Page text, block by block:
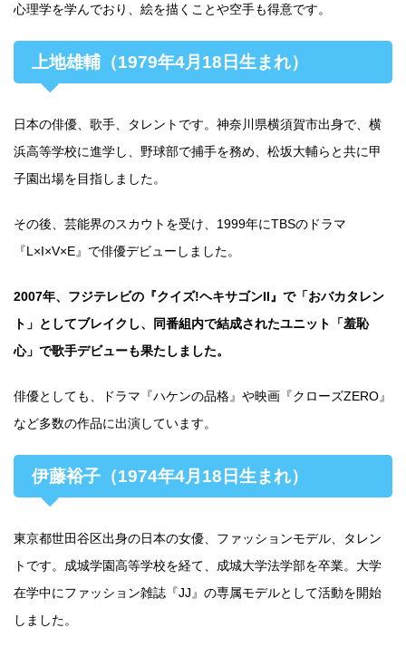
心理学を学んでおり、絵を描くことや空手も得意です。
上地雄輔（1979年4月18日生まれ）
日本の俳優、歌手、タレントです。神奈川県横須賀市出身で、横
浜高等学校に進学し、野球部で捕手を務め、松坂大輔らと共に甲
子園出場を目指しました。
その後、芸能界のスカウトを受け、1999年にTBSのドラマ
『L×I×V×E』で俳優デビューしました。
2007年、フジテレビの『クイズ!ヘキサゴンII』で「おバカタレン
ト」としてブレイクし、同番組内で結成されたユニット「羞恥
心」で歌手デビューも果たしました。
俳優としても、ドラマ『ハケンの品格』や映画『クローズZERO』
など多数の作品に出演しています。
伊藤裕子（1974年4月18日生まれ）
東京都世田谷区出身の日本の女優、ファッションモデル、タレン
トです。成城学園高等学校を経て、成城大学法学部を卒業。大学
在学中にファッション雑誌『JJ』の専属モデルとして活動を開始
しました。